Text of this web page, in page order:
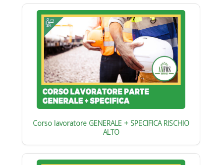
Corso lavoratore GENERALE + SPECIFICA RISCHIO
ALTO